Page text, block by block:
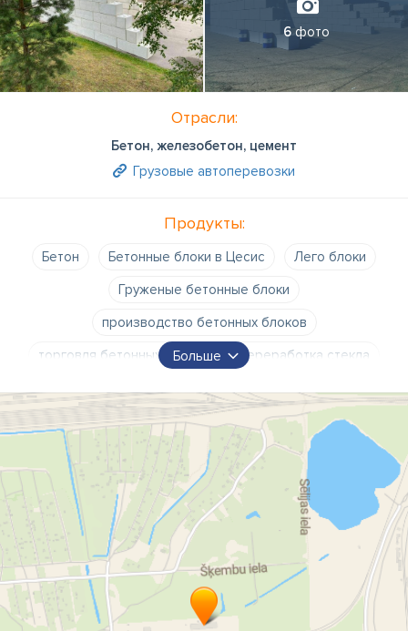
6фото
Отрасли:
Бетон, железобетон, цемент
Грузовые автоперевозки
Продукты:
Бетон Бетонные блоки в Цесис
Лего блоки
Груженые бетонные блоки
производство бетонных блоков
торговля бетонных блоков
переработка стекла
Больше